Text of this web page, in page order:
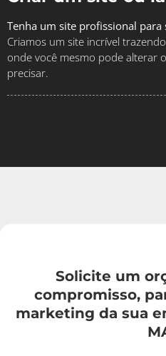
Tenha um site profissional para
Criamos um site incrível
onde você mesmo pode alterar
precisar.
Solicite um
compromisso,
marketing da sua